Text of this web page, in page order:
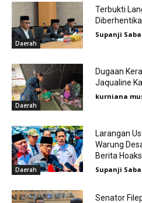
Daerah
Terbukti
Supanji
Daerah
Dugaan
Jaqualine
kurniana
Daerah
Larangan
Warung
Berita Hoaks
Supanji
Senator